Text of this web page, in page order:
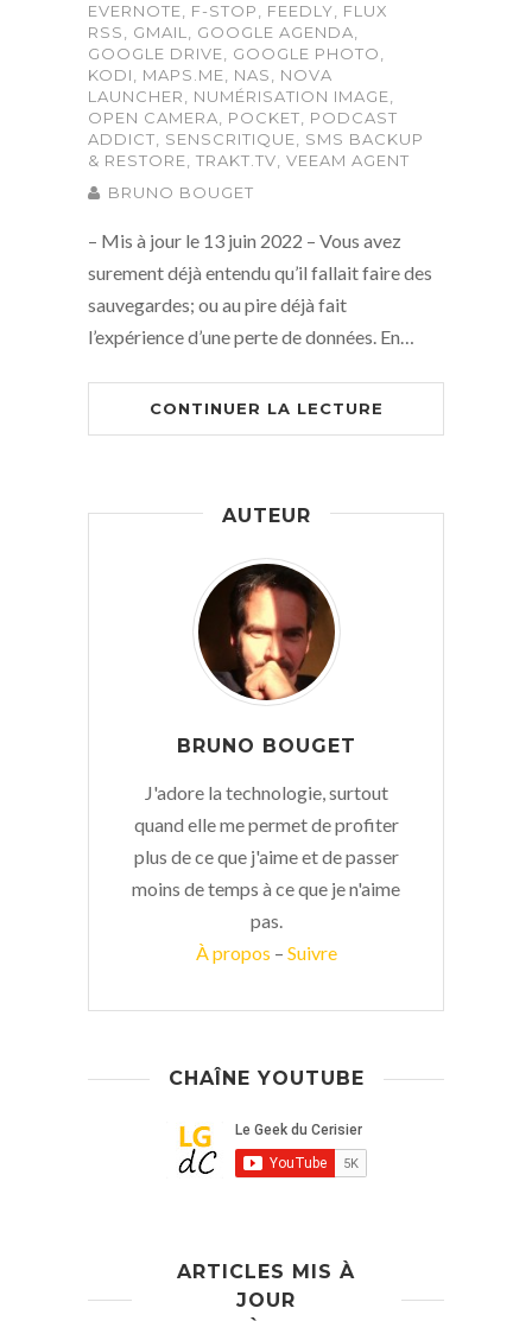
EVERNOTE, F-STOP, FEEDLY, FLUX
RSS, GMAIL, GOOGLE AGENDA,
GOOGLE DRIVE, GOOGLE PHOTO,
KODI, MAPS.ME, NAS, NOVA
LAUNCHER, NUMÉRISATION IMAGE,
OPEN CAMERA, POCKET, PODCAST
ADDICT, SENSCRITIQUE, SMS BACKUP
& RESTORE, TRAKT.TV, VEEAM AGENT
BRUNO BOUGET
– Mis à jour le 13 juin 2022 – Vous avez
surement déjà entendu qu’il fallait faire des
sauvegardes; ou au pire déjà fait
l’expérience d’une perte de données. En…
CONTINUER LA LECTURE
AUTEUR
BRUNO BOUGET
J'adore la technologie, surtout
quand elle me permet de profiter
plus de ce que j'aime et de passer
moins de temps à ce que je n'aime
pas.
À propos – Suivre
CHAÎNE YOUTUBE
ARTICLES MIS À
JOUR